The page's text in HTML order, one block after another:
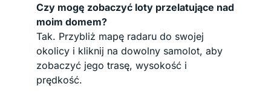
Czy mogę zobaczyć loty przelatujące nad
moim domem?
Tak. Przybliż mapę radaru do swojej
okolicy i kliknij na dowolny samolot, aby
zobaczyć jego trasę, wysokość i
prędkość.